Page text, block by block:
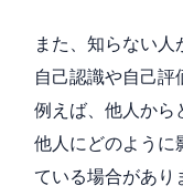
また、知らない
自己認識や自己評
例えば、他人から
他人にどのように
ている場合があり